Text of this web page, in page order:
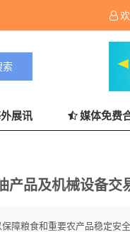
展讯 媒体免费
产品及机械设备交
保障粮食和重要农产品稳定安